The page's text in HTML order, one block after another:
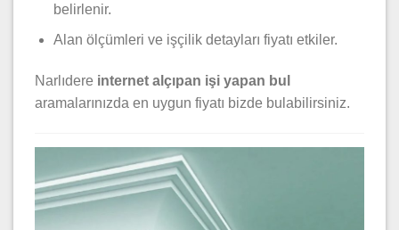
belirlenir.
Alan ölçümleri ve işçilik detayları fiyatı etkiler.
Narlıdere internet alçıpan işi yapan bul
aramalarınızda en uygun fiyatı bizde bulabilirsiniz.